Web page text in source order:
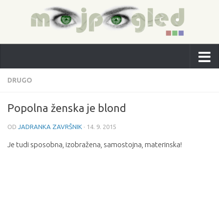
DRUGO
Popolna ženska je blond
OD JADRANKA ZAVRŠNIK · 14. 9. 2015
Je tudi sposobna, izobražena, samostojna, materinska!